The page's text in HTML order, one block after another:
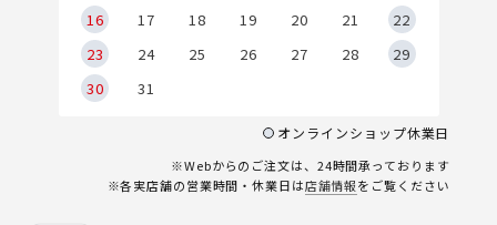
16
17 18 19 20 21
22
23
24 25 26 27 28
29
30
31
オンラインショップ休業日
※Webからのご注文は、24時間承っております
※各実店舗の営業時間・休業日は店舗情報をご覧ください